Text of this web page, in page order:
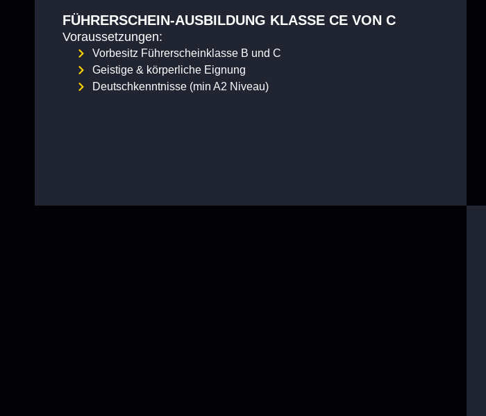
FÜHRERSCHEIN-AUSBILDUNG KLASSE CE VON C
Voraussetzungen:
Vorbesitz Führerscheinklasse B und C
Geistige & körperliche Eignung
Deutschkenntnisse (min A2 Niveau)